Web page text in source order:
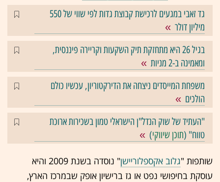
גד זאבי במגעים לרכישת קבוצת גדות לפי שווי של 550
מיליון דולר
בגיל 26 היא מתחזקת תיק השקעות וקריירה פיננסית,
ומאמינה ב-2 מניות
משפחת המייסדים ניצחה את הדירקטוריון, עכשיו כולם
הולכים
"העתיד של שוק הנדל"ן הישראלי טמון בשכירות ארוכת
טווח" (תוכן שיווקי)
שותפות "גלוב אקספלוריישן
" נוסדה בשנת 2009 והיא
עוסקת בחיפושי נפט או גז ברישיון אופק שבמרכז הארץ,